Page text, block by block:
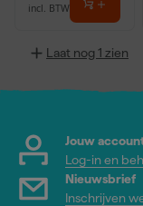
incl. BTW
Laat nog 1 zien
Jouw
Log-in en
Nieuwsbrief
Inschrijven